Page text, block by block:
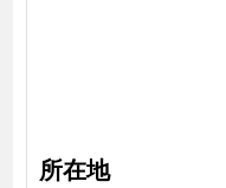
所在地